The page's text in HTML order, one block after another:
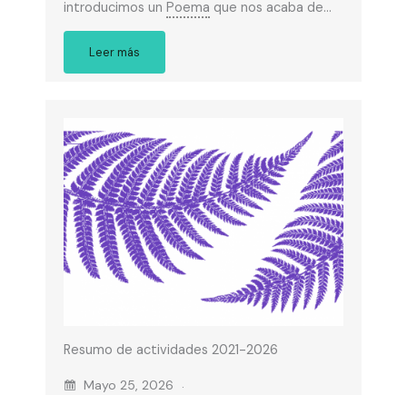
introducimos un Poema que nos acaba de…
Leer más
Resumo de actividades 2021-2026
Mayo 25, 2026